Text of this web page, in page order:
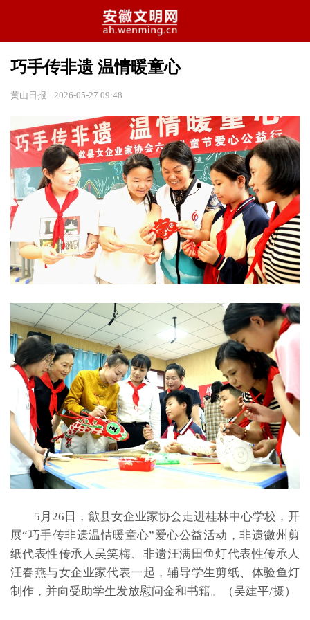
巧手传非遗 温情暖童心
黄山日报 2026-05-27 09:48
5月26日，歙县女企业家协会走进桂林中心学校，开
展“巧手传非遗温情暖童心”爱心公益活动，非遗徽州剪
纸代表性传承人吴笑梅、非遗汪满田鱼灯代表性传承人
汪春燕与女企业家代表一起，辅导学生剪纸、体验鱼灯
制作，并向受助学生发放慰问金和书籍。（吴建平/摄）